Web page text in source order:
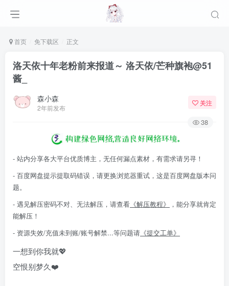
首页 免下载区 正文
洛天依十年老粉前来报道～ 洛天依/芒种旗袍@51
酱_
森小森
2年前发布
关注
38
- 站内分享各大平台优质博主，无任何漏点素材，有需求请另寻！
- 百度网盘提示提取码错误，请更换浏览器重试，这是百度网盘版本问
题。
- 遇见解压密码不对、无法解压，请查看 《解压教程》
，能分享就肯定
能解压！
- 资源失效/充值未到账/账号解禁...等问题请 《提交工单》
一想到你我就💖
空恨别梦久❤️